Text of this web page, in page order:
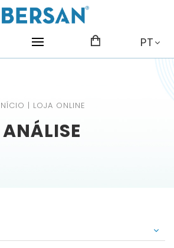
PT
| LOJA ONLINE
ANÁLISE
PROCURA?